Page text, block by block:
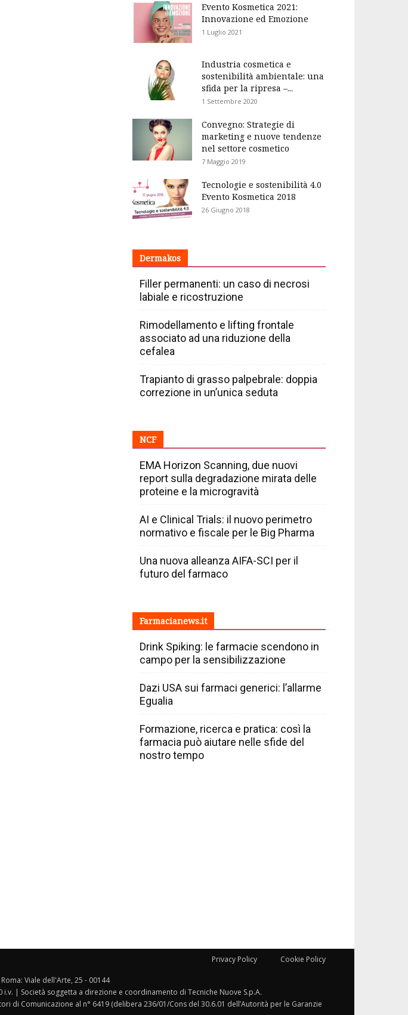
Evento Kosmetica 2021:
Innovazione ed Emozione
1 Luglio 2021
Industria cosmetica e
sostenibilità ambientale: una
sfida per la ripresa –...
1 Settembre 2020
Convegno: Strategie di
marketing e nuove tendenze
nel settore cosmetico
7 Maggio 2019
Tecnologie e sostenibilità 4.0
Evento Kosmetica 2018
26 Giugno 2018
Dermakos
Filler permanenti: un caso di necrosi
labiale e ricostruzione
Rimodellamento e lifting frontale
associato ad una riduzione della
cefalea
Trapianto di grasso palpebrale: doppia
correzione in un’unica seduta
NCF
EMA Horizon Scanning, due nuovi
report sulla degradazione mirata delle
proteine e la microgravità
AI e Clinical Trials: il nuovo perimetro
normativo e fiscale per le Big Pharma
Una nuova alleanza AIFA-SCI per il
futuro del farmaco
Farmacianews.it
Drink Spiking: le farmacie scendono in
campo per la sensibilizzazione
Dazi USA sui farmaci generici: l’allarme
Egualia
Formazione, ricerca e pratica: così la
farmacia può aiutare nelle sfide del
nostro tempo
Privacy Policy Cookie Policy
Viale dell'Arte, 25 - 00144
i.v. | Società soggetta a direzione e coordinamento di Tecniche Nuove S.p.A.
di Comunicazione al n° 6419 (delibera 236/01/Cons del 30.6.01 dell’Autorità per le Garanzie